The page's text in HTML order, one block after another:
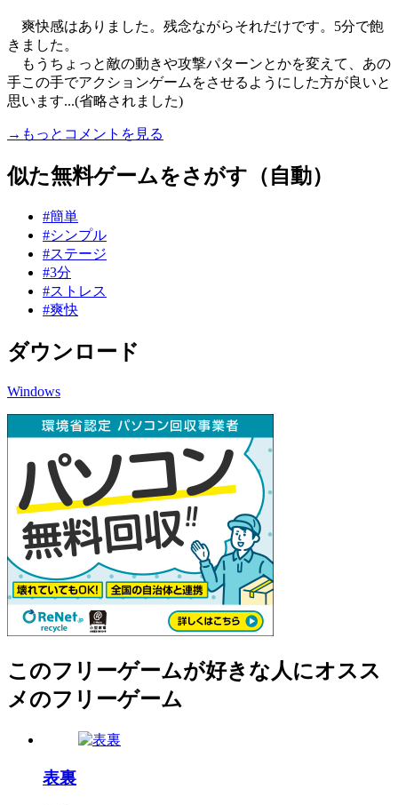
爽快感はありました。残念ながらそれだけです。5分で飽
きました。
もうちょっと敵の動きや攻撃パターンとかを変えて、あの
手この手でアクションゲームをさせるようにした方が良いと
思います...(省略されました)
→もっとコメントを見る
似た無料ゲームをさがす（自動）
#簡単
#シンプル
#ステージ
#3分
#ストレス
#爽快
ダウンロード
Windows
このフリーゲームが好きな人にオスス
メのフリーゲーム
表裏